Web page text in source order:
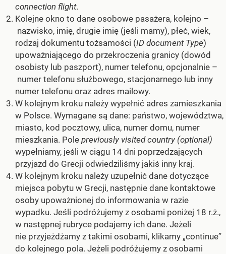
connection flight.
Kolejne okno to dane osobowe pasażera, kolejno –
nazwisko, imię, drugie imię (jeśli mamy), płeć, wiek,
rodzaj dokumentu tożsamości (ID document Type)
upoważniającego do przekroczenia granicy (dowód
osobisty lub paszport), numer telefonu, opcjonalnie –
numer telefonu służbowego, stacjonarnego lub inny
numer telefonu oraz adres mailowy.
W kolejnym kroku należy wypełnić adres zamieszkania
w Polsce. Wymagane są dane: państwo, województwa,
miasto, kod pocztowy, ulica, numer domu, numer
mieszkania. Pole previously visited country (optional)
wypełniamy, jeśli w ciągu 14 dni poprzedzających
przyjazd do Grecji odwiedziliśmy jakiś inny kraj.
W kolejnym kroku należy uzupełnić dane dotyczące
miejsca pobytu w Grecji, następnie dane kontaktowe
osoby upoważnionej do informowania w razie
wypadku. Jeśli podróżujemy z osobami poniżej 18 r.ż.,
w następnej rubryce podajemy ich dane. Jeżeli
nie przyjeżdżamy z takimi osobami, klikamy „continue”
do kolejnego pola. Jeżeli podróżujemy z osobami